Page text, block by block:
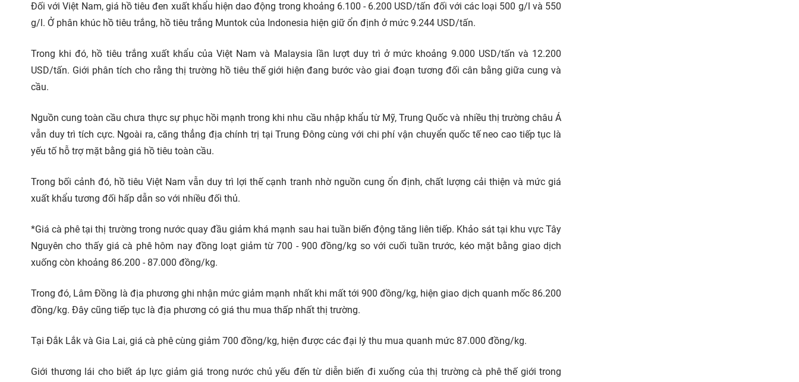
Đối với Việt Nam, giá hồ tiêu đen xuất khẩu hiện dao động trong khoảng 6.100 - 6.200 USD/tấn đối với các loại 500 g/l và 550
g/l. Ở phân khúc hồ tiêu trắng, hồ tiêu trắng Muntok của Indonesia hiện giữ ổn định ở mức 9.244 USD/tấn.
Trong khi đó, hồ tiêu trắng xuất khẩu của Việt Nam và Malaysia lần lượt duy trì ở mức khoảng 9.000 USD/tấn và 12.200
USD/tấn. Giới phân tích cho rằng thị trường hồ tiêu thế giới hiện đang bước vào giai đoạn tương đối cân bằng giữa cung và
cầu.
Nguồn cung toàn cầu chưa thực sự phục hồi mạnh trong khi nhu cầu nhập khẩu từ Mỹ, Trung Quốc và nhiều thị trường châu Á
vẫn duy trì tích cực. Ngoài ra, căng thẳng địa chính trị tại Trung Đông cùng với chi phí vận chuyển quốc tế neo cao tiếp tục là
yếu tố hỗ trợ mặt bằng giá hồ tiêu toàn cầu.
Trong bối cảnh đó, hồ tiêu Việt Nam vẫn duy trì lợi thế cạnh tranh nhờ nguồn cung ổn định, chất lượng cải thiện và mức giá
xuất khẩu tương đối hấp dẫn so với nhiều đối thủ.
*Giá cà phê tại thị trường trong nước quay đầu giảm khá mạnh sau hai tuần biến động tăng liên tiếp. Khảo sát tại khu vực Tây
Nguyên cho thấy giá cà phê hôm nay đồng loạt giảm từ 700 - 900 đồng/kg so với cuối tuần trước, kéo mặt bằng giao dịch
xuống còn khoảng 86.200 - 87.000 đồng/kg.
Trong đó, Lâm Đồng là địa phương ghi nhận mức giảm mạnh nhất khi mất tới 900 đồng/kg, hiện giao dịch quanh mốc 86.200
đồng/kg. Đây cũng tiếp tục là địa phương có giá thu mua thấp nhất thị trường.
Tại Đắk Lắk và Gia Lai, giá cà phê cùng giảm 700 đồng/kg, hiện được các đại lý thu mua quanh mức 87.000 đồng/kg.
Giới thương lái cho biết áp lực giảm giá trong nước chủ yếu đến từ diễn biến đi xuống của thị trường cà phê thế giới trong